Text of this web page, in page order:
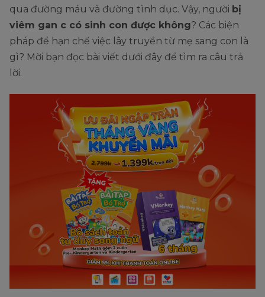
qua đường máu và đường tình dục. Vậy, người bị
viêm gan c có sinh con được không? Các biện
pháp để hạn chế việc lây truyền từ mẹ sang con là
gì? Mời bạn đọc bài viết dưới đây để tìm ra câu trả
lời.